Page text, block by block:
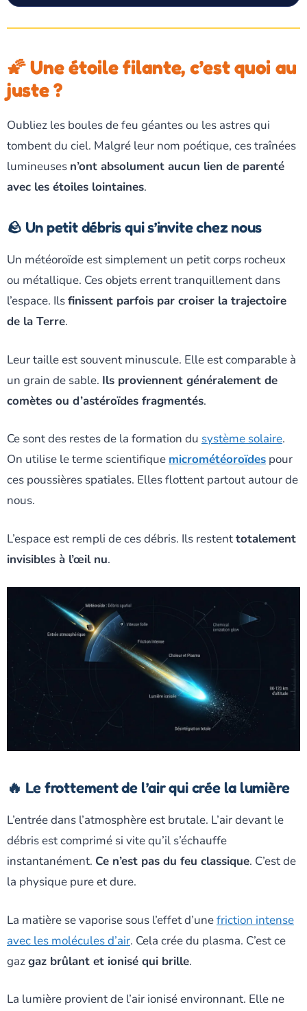
🌠 Une étoile filante, c’est quoi au
juste ?
Oubliez les boules de feu géantes ou les astres qui
tombent du ciel. Malgré leur nom poétique, ces traînées
lumineuses n’ont absolument aucun lien de parenté
avec les étoiles lointaines.
🪨 Un petit débris qui s’invite chez nous
Un météoroïde est simplement un petit corps rocheux
ou métallique. Ces objets errent tranquillement dans
l’espace. Ilsfinissent parfois par croiser la trajectoire
de la Terre.
Leur taille est souvent minuscule. Elle est comparable à
un grain de sable. Ils proviennent généralement de
comètes ou d’astéroïdes fragmentés.
Ce sont des restes de la formation du système solaire.
On utilise le terme scientifique micrométéoroïdes pour
ces poussières spatiales. Elles flottent partout autour de
nous.
L’espace est rempli de ces débris. Ils restenttotalement
invisibles à l’œil nu.
🔥 Le frottement de l’air qui crée la lumière
L’entrée dans l’atmosphère est brutale. L’air devant le
débris est comprimé si vite qu’il s’échauffe
instantanément. Ce n’est pas du feu classique. C’est de
la physique pure et dure.
La matière se vaporise sous l’effet d’unefriction intense
avec les molécules d’air. Cela crée du plasma. C’est ce
gazgaz brûlant et ionisé qui brille.
La lumière provient de l’air ionisé environnant. Elle ne